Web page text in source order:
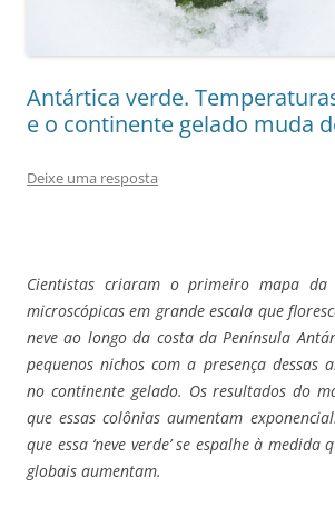
Antártica verde.
e o continente gelado muda
Deixe uma resposta
Cientistas criaram o primeiro mapa da
microscópicas em grande escala que
neve ao longo da costa da Península
pequenos nichos com a presença dessas
no continente gelado. Os resultados do
que essas colônias aumentam
que essa ‘neve verde’ se espalhe à
globais aumentam.